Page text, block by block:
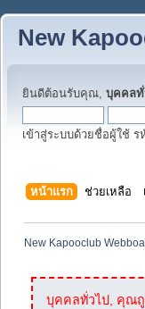
New
ยินดีต้อนรับคุณ, บุคคลทั่
เข้าสู่ระบบด้วยชื่อผู้ใช้ ร
หน้าแรก ช่วยเหลือ
New Kapooclub
บุคคลทั่วไป, คุณ